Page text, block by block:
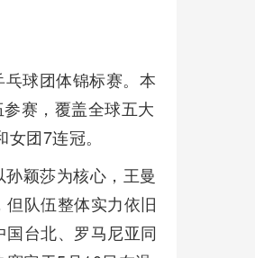
球团体锦标赛。本
赛，覆盖全球五大
团7连冠。
颖莎为核心，王曼
队伍整体实力依旧
台北、罗马尼亚同